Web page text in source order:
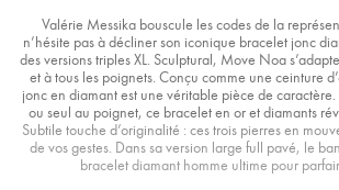
Valérie Messika bouscule les codes de la
n’hésite pas à décliner son iconique bracelet jonc
des versions triples XL. Sculptural, Move Noa
et à tous les poignets. Conçu comme une ceinture
jonc en diamant est une véritable pièce de
ou seul au poignet, ce bracelet en or et diamants
Subtile touche d’originalité : ces trois pierres en
de vos gestes. Dans sa version large full pavé, le
bracelet diamant homme ultime pour